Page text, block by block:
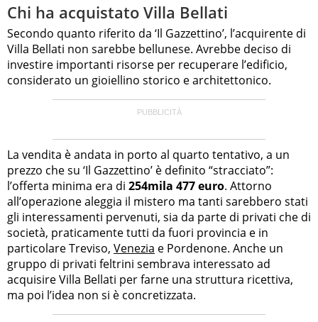
Chi ha acquistato Villa Bellati
Secondo quanto riferito da ‘Il Gazzettino’, l’acquirente di
Villa Bellati non sarebbe bellunese. Avrebbe deciso di
investire importanti risorse per recuperare l’edificio,
considerato un gioiellino storico e architettonico.
La vendita è andata in porto al quarto tentativo, a un
prezzo che su ‘Il Gazzettino’ è definito “stracciato”:
l’offerta minima era di 254mila 477 euro. Attorno
all’operazione aleggia il mistero ma tanti sarebbero stati
gli interessamenti pervenuti, sia da parte di privati che di
società, praticamente tutti da fuori provincia e in
particolare Treviso, Venezia e Pordenone. Anche un
gruppo di privati feltrini sembrava interessato ad
acquisire Villa Bellati per farne una struttura ricettiva,
ma poi l’idea non si è concretizzata.